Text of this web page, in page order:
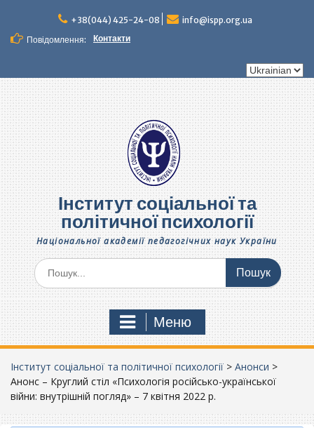
вмісту
+38(044) 425-24-08
info@ispp.org.ua
Повідомлення:
Контакти
Вибрати
Інститут соціальної та
політичної психології
Національної академії педагогічних наук України
Шукати:
Меню
Інститут соціальної та політичної психології > Анонси >
Анонс – Круглий стіл «Психологія російсько-української
війни: внутрішній погляд» – 7 квітня 2022 р.